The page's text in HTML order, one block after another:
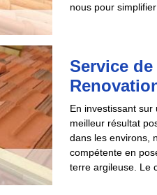
nous pour
Service
En investissant sur
meilleur résultat
dans les environs,
compétente en
terre argileuse. Le